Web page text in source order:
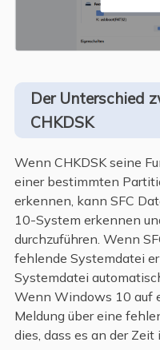
Der Unterschied
CHKDSK
Wenn CHKDSK seine
einer bestimmten
erkennen, kann SFC
10-System erkennen
durchzuführen. Wenn
fehlende Systemdatei
Systemdatei
Wenn Windows 10 auf
Meldung über eine
dies, dass es an der Zeit